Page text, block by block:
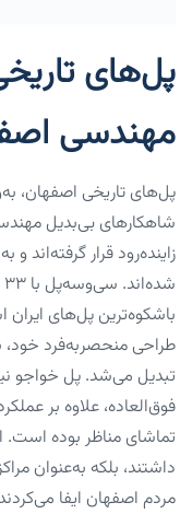
پل‌های
مهندسی
پل‌های تاریخی اصفهان،
شاهکارهای بی‌بدیل
زاینده‌رود قرار گرفته‌اند
باشکوه‌ترین پل‌های
طراحی منحصربه‌فرد
تبدیل می‌شد. پل خواجو
فوق‌العاده، علاوه بر
تماشای مناظر بوده است.
داشتند، بلکه به‌عنوان
مردم اصفهان ایفا